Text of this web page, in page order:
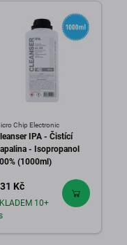
Chip Electronic
IPA - Čistící
- Isopropanol
(1000ml)
Kč
10+